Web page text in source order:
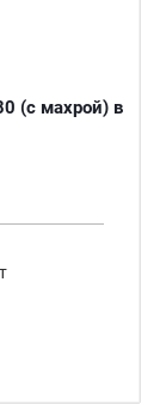
(с махрой) в